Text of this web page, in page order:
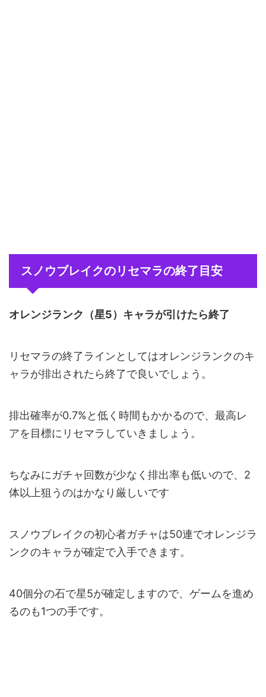
スノウブレイクのリセマラの終了目安
オレンジランク（星5）キャラが引けたら終了
リセマラの終了ラインとしてはオレンジランクのキ
ャラが排出されたら終了で良いでしょう。
排出確率が0.7%と低く時間もかかるので、最高レ
アを目標にリセマラしていきましょう。
ちなみにガチャ回数が少なく排出率も低いので、2
体以上狙うのはかなり厳しいです
スノウブレイクの初心者ガチャは50連でオレンジラ
ンクのキャラが確定で入手できます。
40個分の石で星5が確定しますので、ゲームを進め
るのも1つの手です。